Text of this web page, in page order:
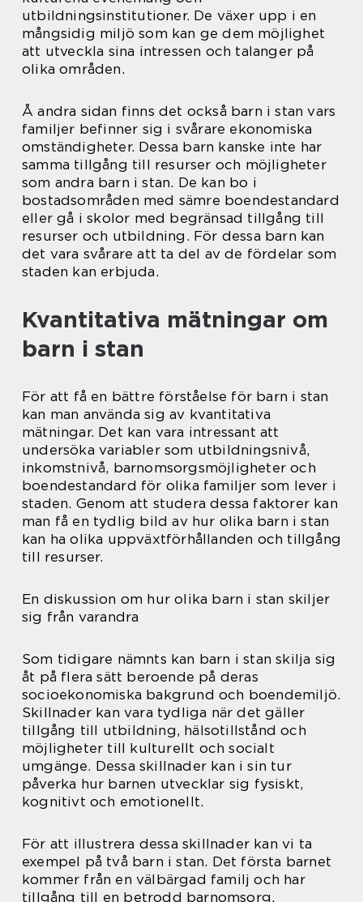
utbildningsinstitutioner. De växer upp i en
mångsidig miljö som kan ge dem möjlighet
att utveckla sina intressen och talanger på
olika områden.
Å andra sidan finns det också barn i stan vars
familjer befinner sig i svårare ekonomiska
omständigheter. Dessa barn kanske inte har
samma tillgång till resurser och möjligheter
som andra barn i stan. De kan bo i
bostadsområden med sämre boendestandard
eller gå i skolor med begränsad tillgång till
resurser och utbildning. För dessa barn kan
det vara svårare att ta del av de fördelar som
staden kan erbjuda.
Kvantitativa mätningar om
barn i stan
För att få en bättre förståelse för barn i stan
kan man använda sig av kvantitativa
mätningar. Det kan vara intressant att
undersöka variabler som utbildningsnivå,
inkomstnivå, barnomsorgsmöjligheter och
boendestandard för olika familjer som lever i
staden. Genom att studera dessa faktorer kan
man få en tydlig bild av hur olika barn i stan
kan ha olika uppväxtförhållanden och tillgång
till resurser.
En diskussion om hur olika barn i stan skiljer
sig från varandra
Som tidigare nämnts kan barn i stan skilja sig
åt på flera sätt beroende på deras
socioekonomiska bakgrund och boendemiljö.
Skillnader kan vara tydliga när det gäller
tillgång till utbildning, hälsotillstånd och
möjligheter till kulturellt och socialt
umgänge. Dessa skillnader kan i sin tur
påverka hur barnen utvecklar sig fysiskt,
kognitivt och emotionellt.
För att illustrera dessa skillnader kan vi ta
exempel på två barn i stan. Det första barnet
kommer från en välbärgad familj och har
tillgång till en betrodd barnomsorg,